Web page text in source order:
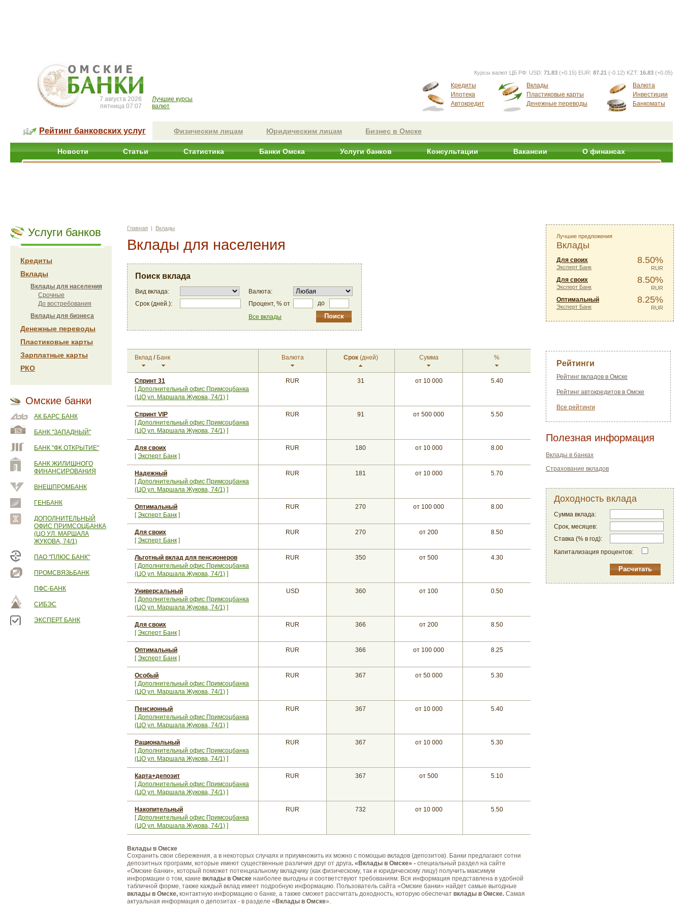
7 августа 2026
пятница 07:07
Лучшие курсы
валют
Курсы валют ЦБ РФ: USD: 71.83 (+0.15) EUR: 87.21 (-0.12) KZT: 16.83 (+0.05)
Кредиты
Ипотека
Автокредит
Вклады
Пластиковые карты
Денежные переводы
Валюта
Инвестиции
Банкоматы
Рейтинг банковских услуг Физическим лицам Юридическим лицам Бизнес в Омске
Новости Статьи Статистика Банки Омска Услуги банков Консультации Вакансии О финансах
Услуги банков
Кредиты
Вклады
Вклады для населения
Срочные
До востребования
Вклады для бизнеса
Денежные переводы
Пластиковые карты
Зарплатные карты
РКО
Омские банки
АК БАРС БАНК
БАНК "ЗАПАДНЫЙ"
БАНК "ФК ОТКРЫТИЕ"
БАНК ЖИЛИЩНОГО
ФИНАНСИРОВАНИЯ
ВНЕШПРОМБАНК
ГЕНБАНК
ДОПОЛНИТЕЛЬНЫЙ
ОФИС ПРИМСОЦБАНКА
(ЦО УЛ. МАРШАЛА
ЖУКОВА, 74/1)
ПАО "ПЛЮС БАНК"
ПРОМСВЯЗЬБАНК
ПФС-БАНК
СИБЭС
ЭКСПЕРТ БАНК
Главная | Вклады
Вклады для населения
Поиск вклада
Вид вклада:
Валюта:
Срок (дней.):
Процент, % от
до
Все вклады
Вклад / Банк Валюта Срок (дней) Сумма %
Спринт 31
[Дополнительный офис Примсоцбанка
(ЦО ул. Маршала Жукова, 74/1) ]
RUR 31 от 10 000 5.40
Спринт VIP
[Дополнительный офис Примсоцбанка
(ЦО ул. Маршала Жукова, 74/1) ]
RUR 91 от 500 000 5.50
Для своих
[Эксперт Банк ]
RUR 180 от 10 000 8.00
Надежный
[Дополнительный офис Примсоцбанка
(ЦО ул. Маршала Жукова, 74/1) ]
RUR 181 от 10 000 5.70
Оптимальный
[Эксперт Банк ]
RUR 270 от 100 000 8.00
Для своих
[Эксперт Банк ]
RUR 270 от 200 8.50
Льготный вклад для пенсионеров
[Дополнительный офис Примсоцбанка
(ЦО ул. Маршала Жукова, 74/1) ]
RUR 350 от 500 4.30
Универсальный
[Дополнительный офис Примсоцбанка
(ЦО ул. Маршала Жукова, 74/1) ]
USD 360 от 100 0.50
Для своих
[Эксперт Банк ]
RUR 366 от 200 8.50
Оптимальный
[Эксперт Банк ]
RUR 366 от 100 000 8.25
Особый
[Дополнительный офис Примсоцбанка
(ЦО ул. Маршала Жукова, 74/1) ]
RUR 367 от 50 000 5.30
Пенсионный
[Дополнительный офис Примсоцбанка
(ЦО ул. Маршала Жукова, 74/1) ]
RUR 367 от 10 000 5.40
Рациональный
[Дополнительный офис Примсоцбанка
(ЦО ул. Маршала Жукова, 74/1) ]
RUR 367 от 10 000 5.30
Карта+депозит
[Дополнительный офис Примсоцбанка
(ЦО ул. Маршала Жукова, 74/1) ]
RUR 367 от 500 5.10
Накопительный
[Дополнительный офис Примсоцбанка
(ЦО ул. Маршала Жукова, 74/1) ]
RUR 732 от 10 000 5.50
Вклады в Омске
Сохранить свои сбережения, а в некоторых случаях и приумножить их можно с помощью вкладов (депозитов). Банки предлагают сотни
депозитных программ, которые имеют существенные различия друг от друга. «Вклады в Омске» - специальный раздел на сайте
«Омские банки», который поможет потенциальному вкладчику (как физическому, так и юридическому лицу) получить максимум
информации о том, какие вклады в Омске наиболее выгодны и соответствуют требованиям. Вся информация представлена в удобной
табличной форме, также каждый вклад имеет подробную информацию. Пользователь сайта «Омские банки» найдет самые выгодные
вклады в Омске, контактную информацию о банке, а также сможет рассчитать доходность, которую обеспечат вклады в Омске. Самая
актуальная информация о депозитах - в разделе « Вклады в Омске».
Лучшие предложения
Вклады
Для своих
Эксперт Банк
8.50%
RUR
Для своих
Эксперт Банк
8.50%
RUR
Оптимальный
Эксперт Банк
8.25%
RUR
Рейтинги
Рейтинг вкладов в Омске
Рейтинг автокредитов в Омске
Все рейтинги
Полезная информация
Вклады в банках
Страхование вкладов
Доходность вклада
Сумма вклада:
Срок, месяцев:
Ставка (% в год):
Капитализация процентов: